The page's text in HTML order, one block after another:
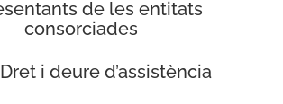
de les entitats
consorciades
i deure d’assistència